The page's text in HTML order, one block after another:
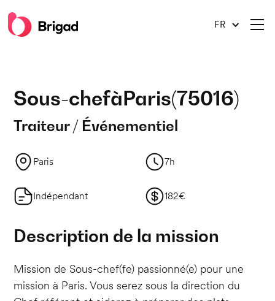
FR
Sous-chefàParis(75016)
Traiteur / Événementiel
Paris 7h
Indépendant 182€
Description de la mission
Mission de Sous-chef(fe) passionné(e) pour une
mission à Paris. Vous serez sous la direction du